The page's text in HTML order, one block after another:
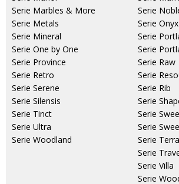
Serie Marbles & More
Serie Metals
Serie Mineral
Serie One by One
Serie Province
Serie Retro
Serie Serene
Serie Silensis
Serie Tinct
Serie Ultra
Serie Woodland
Serie
Serie Onyx
Serie
Serie
Serie Raw
Serie
Serie Rib
Serie
Serie
Serie
Serie
Serie
Serie Villa
Serie